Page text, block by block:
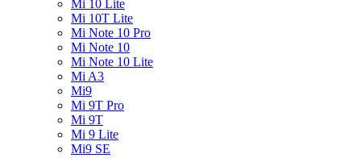
Mi 10 Lite
Mi 10T Lite
Mi Note 10 Pro
Mi Note 10
Mi Note 10 Lite
Mi A3
Mi9
Mi 9T Pro
Mi 9T
Mi 9 Lite
Mi9 SE